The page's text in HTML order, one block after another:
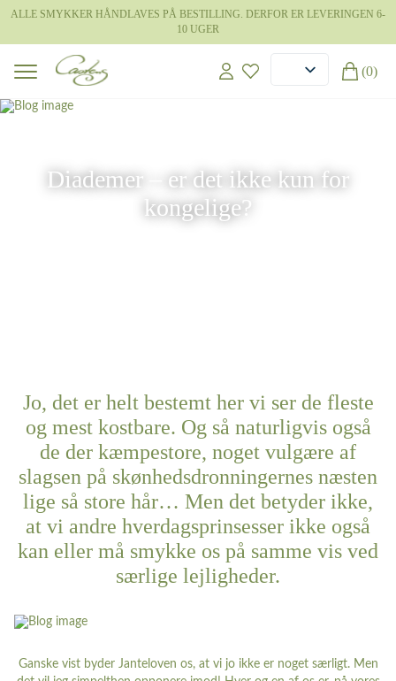
ALLE SMYKKER HÅNDLAVES PÅ BESTILLING. DERFOR ER LEVERINGEN 6-
10 UGER
(0)
Diademer – er det ikke kun for
kongelige?
Jo, det er helt bestemt her vi ser de fleste
og mest kostbare. Og så naturligvis også
de der kæmpestore, noget vulgære af
slagsen på skønhedsdronningernes næsten
lige så store hår… Men det betyder ikke,
at vi andre hverdagsprinsesser ikke også
kan eller må smykke os på samme vis ved
særlige lejligheder.
Ganske vist byder Janteloven os, at vi jo ikke er noget særligt. Men